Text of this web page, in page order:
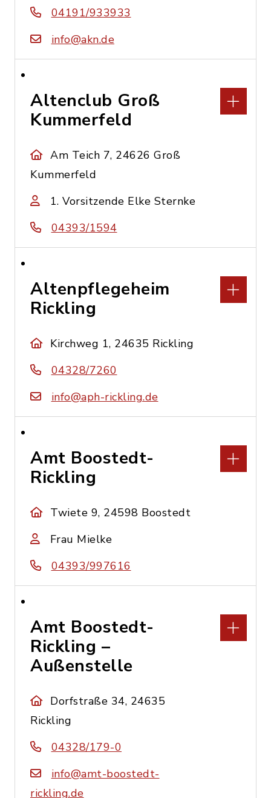
04191/933933
info@akn.de
Altenclub Groß
Kummerfeld
Am Teich 7, 24626 Groß
Kummerfeld
1. Vorsitzende Elke Sternke
04393/1594
Altenpflegeheim
Rickling
Kirchweg 1, 24635 Rickling
04328/7260
info@aph-rickling.de
Amt Boostedt-
Rickling
Twiete 9, 24598 Boostedt
Frau Mielke
04393/997616
Amt Boostedt-
Rickling –
Außenstelle
Dorfstraße 34, 24635
Rickling
04328/179-0
info@amt-boostedt-
rickling.de